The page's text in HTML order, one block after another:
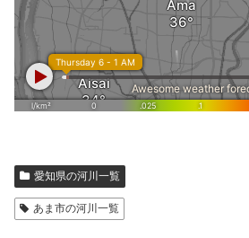
愛知県の河川一覧
あま市の河川一覧